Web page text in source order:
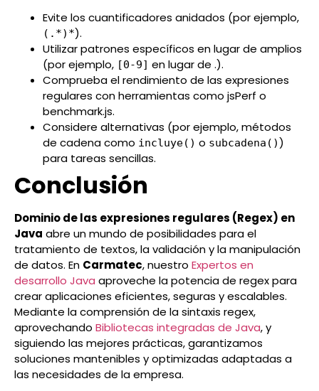
Evite los cuantificadores anidados (por ejemplo,
(.*)*).
Utilizar patrones específicos en lugar de amplios
(por ejemplo, [0-9] en lugar de .).
Comprueba el rendimiento de las expresiones
regulares con herramientas como jsPerf o
benchmark.js.
Considere alternativas (por ejemplo, métodos
de cadena como incluye() o subcadena())
para tareas sencillas.
Conclusión
Dominio de las expresiones regulares (Regex) en
Java abre un mundo de posibilidades para el
tratamiento de textos, la validación y la manipulación
de datos. En Carmatec, nuestro Expertos en
desarrollo Java aproveche la potencia de regex para
crear aplicaciones eficientes, seguras y escalables.
Mediante la comprensión de la sintaxis regex,
aprovechando Bibliotecas integradas de Java, y
siguiendo las mejores prácticas, garantizamos
soluciones mantenibles y optimizadas adaptadas a
las necesidades de la empresa.